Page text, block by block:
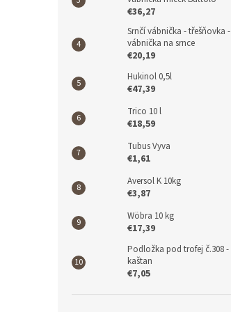
€36,27
Srnčí vábnička - třešňovka -
vábnička na srnce
€20,19
Hukinol 0,5l
€47,39
Trico 10 l
€18,59
Tubus Vyva
€1,61
Aversol K 10kg
€3,87
Wöbra 10 kg
€17,39
Podložka pod trofej č.308 -
kaštan
€7,05